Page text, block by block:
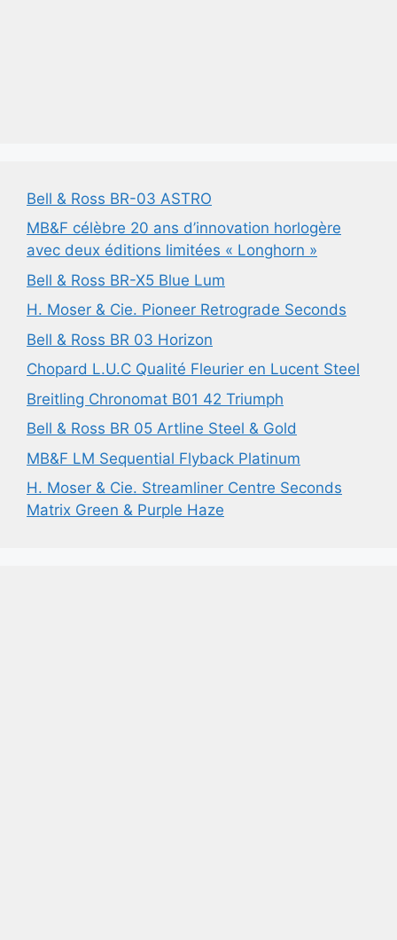
Bell & Ross BR-03 ASTRO
MB&F célèbre 20 ans d’innovation horlogère
avec deux éditions limitées « Longhorn »
Bell & Ross BR-X5 Blue Lum
H. Moser & Cie. Pioneer Retrograde Seconds
Bell & Ross BR 03 Horizon
Chopard L.U.C Qualité Fleurier en Lucent Steel
Breitling Chronomat B01 42 Triumph
Bell & Ross BR 05 Artline Steel & Gold
MB&F LM Sequential Flyback Platinum
H. Moser & Cie. Streamliner Centre Seconds
Matrix Green & Purple Haze